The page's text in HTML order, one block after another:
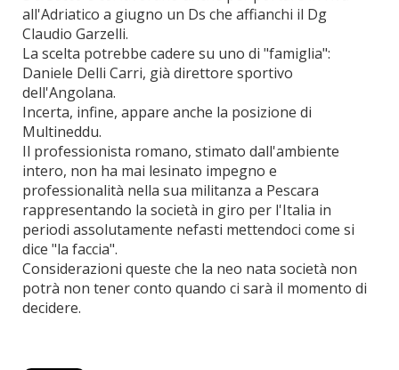
all'Adriatico a giugno un Ds che affianchi il Dg
Claudio Garzelli.
La scelta potrebbe cadere su uno di "famiglia":
Daniele Delli Carri, già direttore sportivo
dell'Angolana.
Incerta, infine, appare anche la posizione di
Multineddu.
Il professionista romano, stimato dall'ambiente
intero, non ha mai lesinato impegno e
professionalità nella sua militanza a Pescara
rappresentando la società in giro per l'Italia in
periodi assolutamente nefasti mettendoci come si
dice "la faccia".
Considerazioni queste che la neo nata società non
potrà non tener conto quando ci sarà il momento di
decidere.